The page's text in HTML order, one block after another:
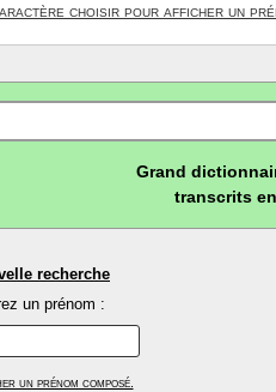
choisir pour afficher un
Grand
transcrits
recherche
un prénom :
un prénom composé.